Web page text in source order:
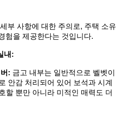
부 사항에 대한 주의로, 주택 소유
험을 제공한다는 것입니다.
내:
: 금고 내부는 일반적으로 벨벳이
안감 처리되어 있어 보석과 시계
할 뿐만 아니라 미적인 매력도 더